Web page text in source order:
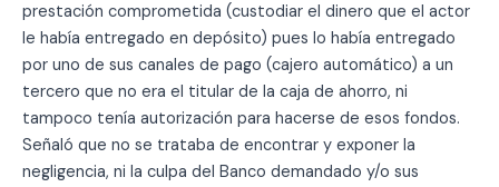
prestación comprometida (custodiar el dinero que el actor
le había entregado en depósito) pues lo había entregado
por uno de sus canales de pago (cajero automático) a un
tercero que no era el titular de la caja de ahorro, ni
tampoco tenía autorización para hacerse de esos fondos.
Señaló que no se trataba de encontrar y exponer la
negligencia, ni la culpa del Banco demandado y/o sus